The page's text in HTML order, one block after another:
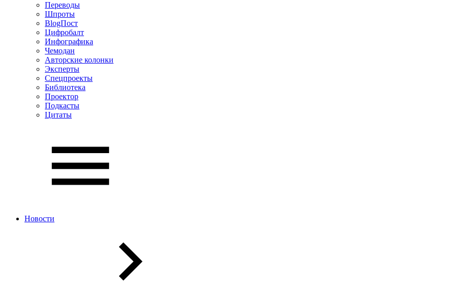
Переводы
Шпроты
BlogПост
Цифробалт
Инфографика
Чемодан
Авторские колонки
Эксперты
Спецпроекты
Библиотека
Проектор
Подкасты
Цитаты
Новости